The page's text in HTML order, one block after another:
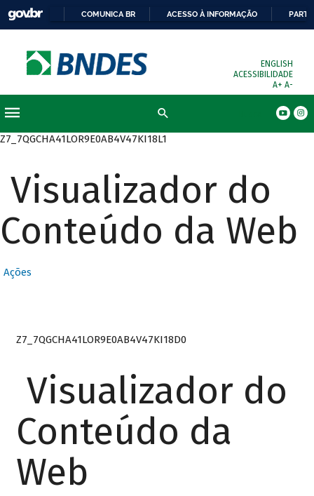
COMUNICA BR ACESSO À INFORMAÇÃO
ENGLISH
ACESSIBILIDADE
A+ A-
Z7_7QGCHA41LOR9E0AB4V47KI18L1
Visualizador do
Conteúdo da Web
Ações
Z7_7QGCHA41LOR9E0AB4V47KI18D0
Visualizador do
Conteúdo da
Web